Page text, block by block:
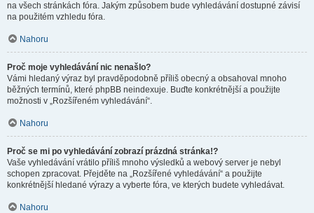
na všech stránkách fóra. Jakým způsobem bude vyhledávání dostupné závisí
na použitém vzhledu fóra.
Nahoru
Proč moje vyhledávání nic nenašlo?
Vámi hledaný výraz byl pravděpodobně příliš obecný a obsahoval mnoho
běžných termínů, které phpBB neindexuje. Buďte konkrétnější a použijte
možnosti v „Rozšířeném vyhledávání“.
Nahoru
Proč se mi po vyhledávání zobrazí prázdná stránka!?
Vaše vyhledávání vrátilo příliš mnoho výsledků a webový server je nebyl
schopen zpracovat. Přejděte na „Rozšířené vyhledávání“ a použijte
konkrétnější hledané výrazy a vyberte fóra, ve kterých budete vyhledávat.
Nahoru